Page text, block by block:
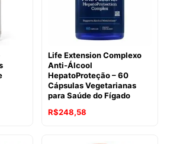
Life Extension Complexo
Anti-Álcool
HepatoProteção – 60
Cápsulas Vegetarianas
para Saúde do Fígado
R$248,58